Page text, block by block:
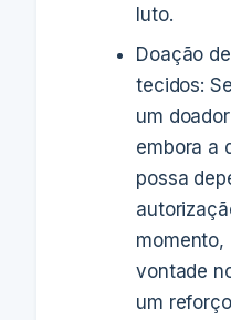
luto.
Doação
tecidos:
um
embora a
possa
momento,
vontade
um